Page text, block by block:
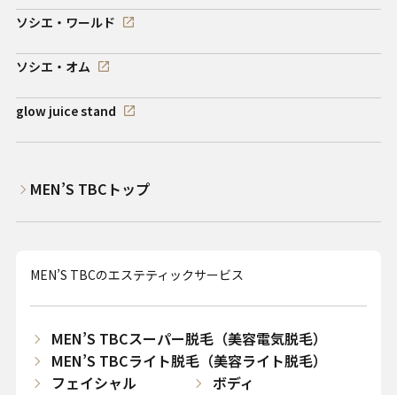
ソシエ・ワールド
ソシエ・オム
glow juice stand
MEN’S TBCトップ
MEN’S TBCのエステティックサービス
MEN’S TBCスーパー脱毛（美容電気脱毛）
MEN’S TBCライト脱毛（美容ライト脱毛）
フェイシャル
ボディ